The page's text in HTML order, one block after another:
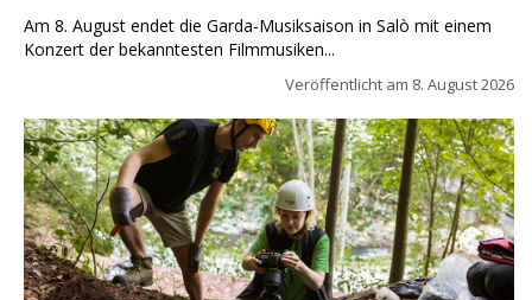
Am 8. August endet die Garda-Musiksaison in Salò mit einem
Konzert der bekanntesten Filmmusiken...
Veröffentlicht am 8. August 2026